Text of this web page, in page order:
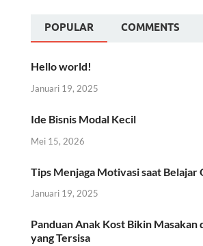
POPULAR COMMENTS
Hello world!
Januari 19, 2025
Ide Bisnis Modal Kecil
Mei 15, 2026
Tips Menjaga Motivasi saat Belajar
Januari 19, 2025
Panduan Anak Kost Bikin Masakan
yang Tersisa